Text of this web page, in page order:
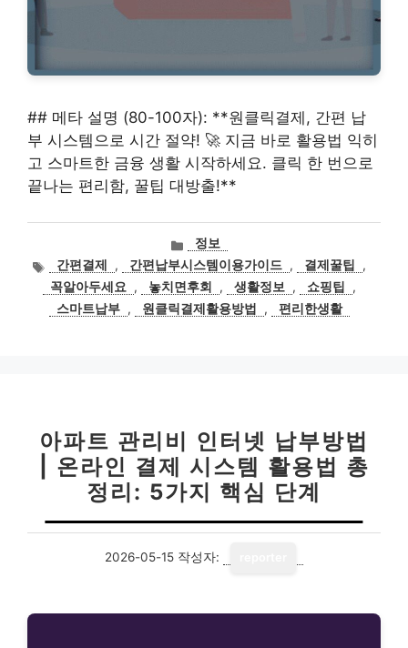
## 메타 설명 (80-100자): **원클릭결제, 간편 납
부 시스템으로 시간 절약! 🚀 지금 바로 활용법 익히
고 스마트한 금융 생활 시작하세요. 클릭 한 번으로
끝나는 편리함, 꿀팁 대방출!**
카
테
고
리
정보
태
그
간편결제 , 간편납부시스템이용가이드 , 결제꿀팁
,
꼭알아두세요
, 놓치면후회 , 생활정보 , 쇼핑팁
,
스마트납부 , 원클릭결제활용방법 , 편리한생활
아파트 관리비 인터넷 납부방법
| 온라인 결제 시스템 활용법 총
정리: 5가지 핵심 단계
2026-05-15 작성자: